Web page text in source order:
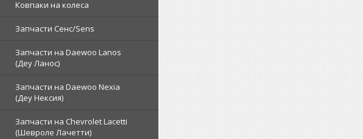
Ковпаки на колеса
Запчасти Сенс/Sens
Запчасти на Daewoo Lanos
(Деу Ланос)
Запчасти на Daewoo Nexia
(Деу Нексия)
Запчасти на Chevrolet Lacetti
(Шевроле Лачетти)